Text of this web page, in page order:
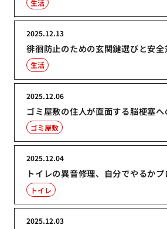
生活
徘徊防止のための玄関鍵選びと安全
2025.12.13
生活
ゴミ屋敷の住人が直面する脳梗塞
2025.12.06
ゴミ屋敷
トイレの異音修理、自分でやるか
2025.12.04
トイレ
2025.12.03